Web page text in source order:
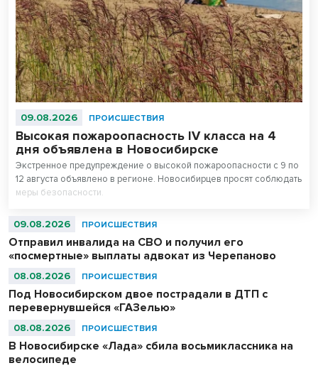
09.08.2026 ПРОИСШЕСТВИЯ
Высокая пожароопасность IV класса на 4
дня объявлена в Новосибирске
Экстренное предупреждение о высокой пожароопасности с 9 по
12 августа объявлено в регионе. Новосибирцев просят соблюдать
меры безопасности.
09.08.2026 ПРОИСШЕСТВИЯ
Отправил инвалида на СВО и получил его
«посмертные» выплаты адвокат из Черепаново
08.08.2026 ПРОИСШЕСТВИЯ
Под Новосибирском двое пострадали в ДТП с
перевернувшейся «ГАЗелью»
08.08.2026 ПРОИСШЕСТВИЯ
В Новосибирске «Лада» сбила восьмиклассника на
велосипеде